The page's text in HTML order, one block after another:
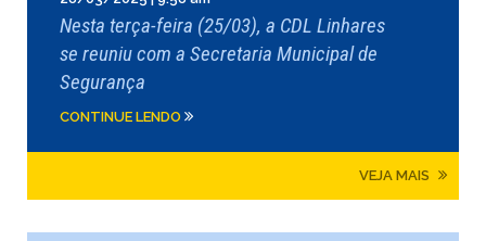
Nesta terça-feira (25/03), a CDL Linhares
se reuniu com a Secretaria Municipal de
Segurança
CONTINUE LENDO
VEJA MAIS